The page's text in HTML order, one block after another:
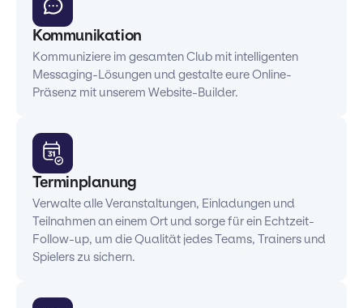
Kommunikation
Kommuniziere im gesamten Club mit intelligenten
Messaging-Lösungen und gestalte eure Online-
Präsenz mit unserem Website-Builder.
Terminplanung
Verwalte alle Veranstaltungen, Einladungen und
Teilnahmen an einem Ort und sorge für ein Echtzeit-
Follow-up, um die Qualität jedes Teams, Trainers und
Spielers zu sichern.